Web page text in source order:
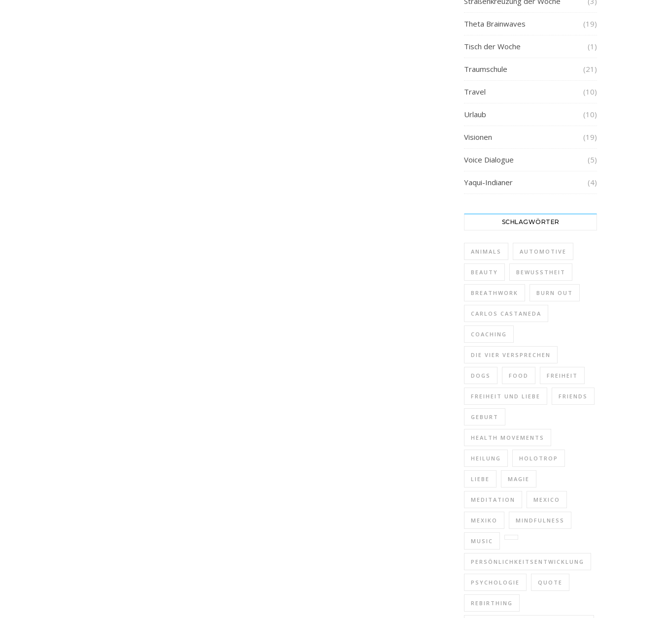
Theta Brainwaves (19)
Tisch der Woche (1)
Traumschule (21)
Travel (10)
Urlaub (10)
Visionen (19)
Voice Dialogue (5)
Yaqui-Indianer (4)
SCHLAGWÖRTER
ANIMALS AUTOMOTIVE
BEAUTY BEWUSSTHEIT
BREATHWORK BURN OUT
CARLOS CASTANEDA
COACHING
DIE VIER VERSPRECHEN
DOGS FOOD FREIHEIT
FREIHEIT UND LIEBE FRIENDS
GEBURT
HEALTH MOVEMENTS
HEILUNG HOLOTROP
LIEBE MAGIE
MEDITATION MEXICO
MEXIKO MINDFULNESS
MUSIC
PERSÖNLICHKEITSENTWICKLUNG
PSYCHOLOGIE QUOTE
REBIRTHING